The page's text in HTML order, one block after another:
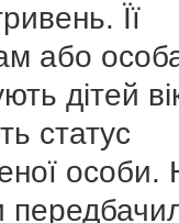
Її
або
дітей
статус
особи.